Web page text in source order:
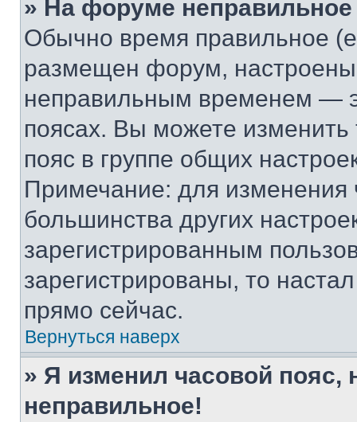
» На форуме
Обычно время правильное
размещен форум, настроены
неправильным временем —
поясах. Вы можете изменить
пояс в группе общих
Примечание: для изменения
большинства других
зарегистрированным
зарегистрированы, то
прямо сейчас.
Вернуться наверх
» Я изменил часовой пояс,
неправильное!